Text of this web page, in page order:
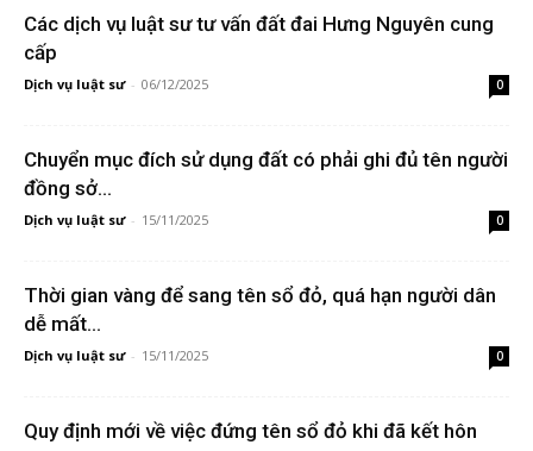
Các dịch vụ luật sư tư vấn đất đai Hưng Nguyên cung
cấp
Dịch vụ luật sư - 06/12/2025 0
Chuyển mục đích sử dụng đất có phải ghi đủ tên người
đồng sở...
Dịch vụ luật sư - 15/11/2025 0
Thời gian vàng để sang tên sổ đỏ, quá hạn người dân
dễ mất...
Dịch vụ luật sư - 15/11/2025 0
Quy định mới về việc đứng tên sổ đỏ khi đã kết hôn